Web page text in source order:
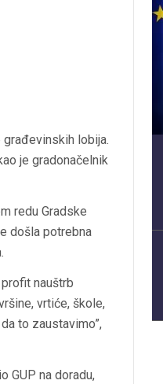
građevinskih lobija.
je gradonačelnik
redu Gradske
došla potrebna
nauštrb
vrtiće, škole,
to zaustavimo”,
GUP na doradu,